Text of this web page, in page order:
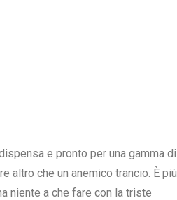
e pronto per una gamma di
altro che un anemico trancio. È più
niente a che fare con la triste